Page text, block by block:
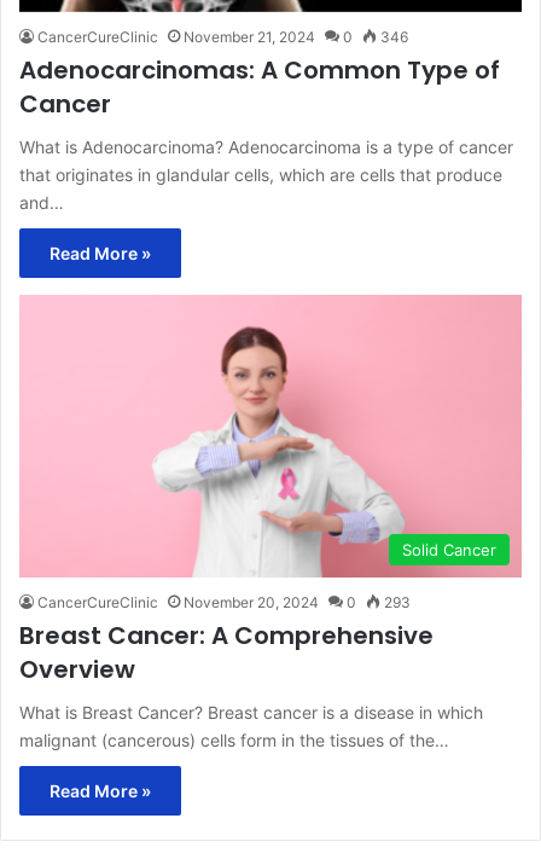
CancerCureClinic November 21, 2024 0 346
Adenocarcinomas: A Common Type of
Cancer
What is Adenocarcinoma? Adenocarcinoma is a type of cancer
that originates in glandular cells, which are cells that produce
and…
Read More »
Solid Cancer
CancerCureClinic November 20, 2024 0 293
Breast Cancer: A Comprehensive
Overview
What is Breast Cancer? Breast cancer is a disease in which
malignant (cancerous) cells form in the tissues of the…
Read More »